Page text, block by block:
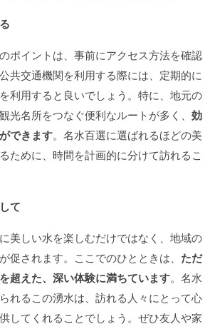
ポイントは、事前にアクセス方法を確認
共交通機関を利用する際には、定期的に
利用すると良いでしょう。特に、地元の
光名所をつなぐ便利なルートが多く、 効
できます。名水百選に選ばれるほどの美
ために、時間を計画的に分けて訪れるこ
て
美しい水を楽しむだけではなく、地域の
促されます。ここでのひとときは、 ただ
超えた、深い体験に満ちています。名水
れるこの湧水は、訪れる人々にとって心
してくれることでしょう。ぜひ友人や家